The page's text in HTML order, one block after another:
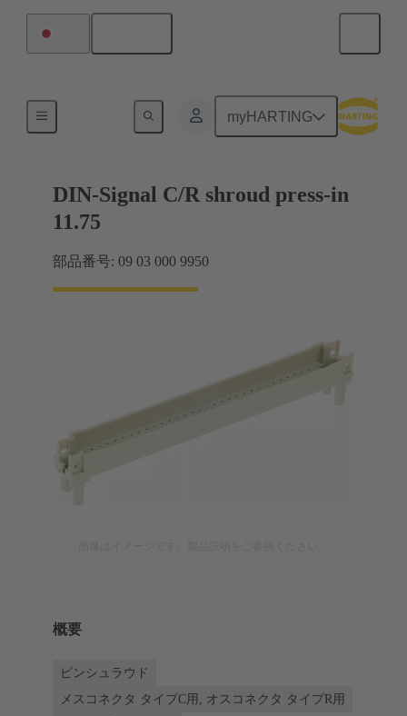
myHARTING
マザーボード ツー ドーターカード接続
DIN-Signal C/R shroud press-in
11.75
部品番号: 09 03 000 9950
概要
ピンシュラウド
メスコネクタ タイプC用, オスコネクタ タイプR用